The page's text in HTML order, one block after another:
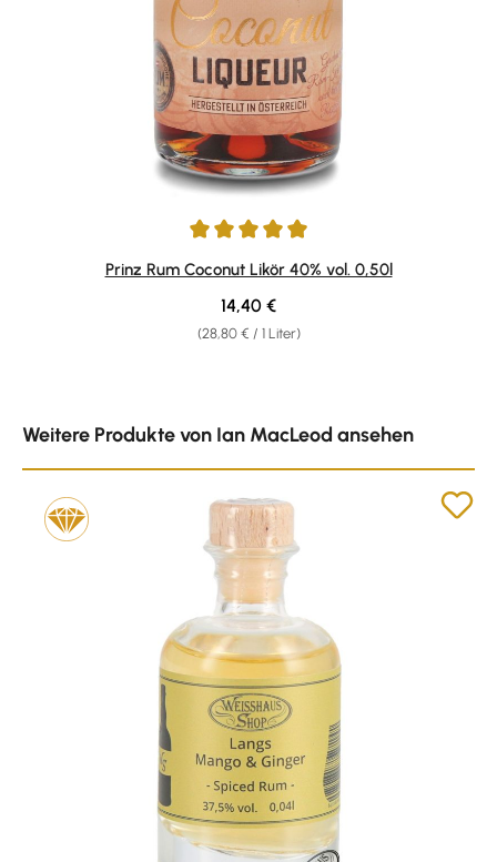
Durchschnittliche Bewertung von 4.92 von 5 Sternen
Prinz Rum Coconut Likör 40% vol. 0,50l
(28,80 € / 1 Liter)
Regulärer Preis:
14,40 €
Weitere Produkte von Ian MacLeod ansehen